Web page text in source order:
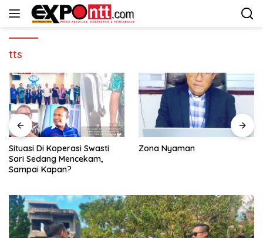
Langsung
tts
Situasi Di Koperasi Swasti
Sari Sedang Mencekam,
Sampai Kapan?
Zona Nyaman